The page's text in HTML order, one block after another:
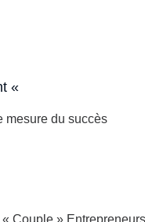
«
mesure du succès
Couple »